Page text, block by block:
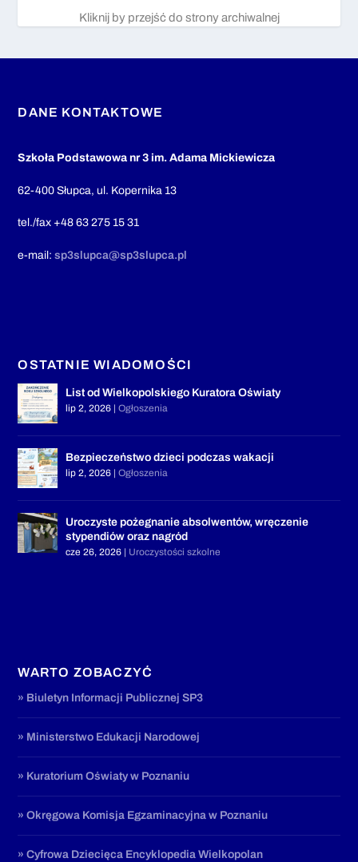
Kliknij by przejść do strony archiwalnej
DANE KONTAKTOWE
Szkoła Podstawowa nr 3 im. Adama Mickiewicza
62-400 Słupca, ul. Kopernika 13
tel./fax +48 63 275 15 31
e-mail:sp3slupca@sp3slupca.pl
OSTATNIE WIADOMOŚCI
List od Wielkopolskiego Kuratora Oświaty
lip 2, 2026 |Ogłoszenia
Bezpieczeństwo dzieci podczas wakacji
lip 2, 2026 |Ogłoszenia
Uroczyste pożegnanie absolwentów, wręczenie
stypendiów oraz nagród
cze 26, 2026 | Uroczystości szkolne
WARTO ZOBACZYĆ
» Biuletyn Informacji Publicznej SP3
» Ministerstwo Edukacji Narodowej
» Kuratorium Oświaty w Poznaniu
» Okręgowa Komisja Egzaminacyjna w Poznaniu
» Cyfrowa Dziecięca Encyklopedia Wielkopolan